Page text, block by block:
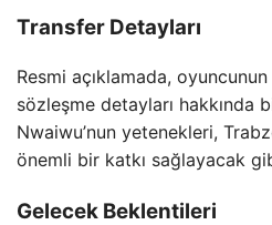
Transfer Detayları
Resmi açıklamada, oyuncunun
sözleşme detayları hakkında
Nwaiwu’nun yetenekleri,
önemli bir katkı sağlayacak
Gelecek Beklentileri